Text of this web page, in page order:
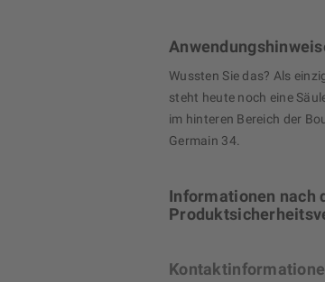
Wussten Sie das? Als
steht heute noch eine
im hinteren Bereich der
Germain 34.
Informationen nach